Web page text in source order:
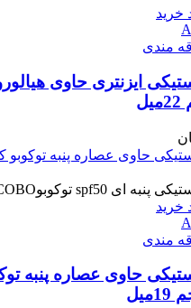
خرید
مندی
ایزنتری حاوی
خرید
مندی
حاوی عصاره پنبه